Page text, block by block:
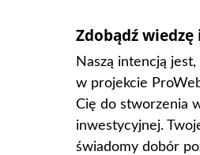
Zdobądź
Naszą intencją
w projekcie
Cię do stworzenia
inwestycyjnej.
świadomy dobór